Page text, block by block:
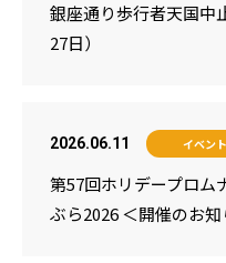
銀座通り歩行者天国中
27日）
2026.06.11 イベント
第57回ホリデープロム
ぶら2026 ＜開催のお